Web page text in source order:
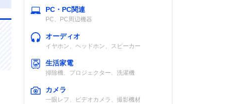
PC・PC関連
PC、PC周辺機器
オーディオ
イヤホン、ヘッドホン、スピーカー
生活家電
掃除機、プロジェクター、洗濯機
カメラ
一眼レフ、ビデオカメラ、撮影機材